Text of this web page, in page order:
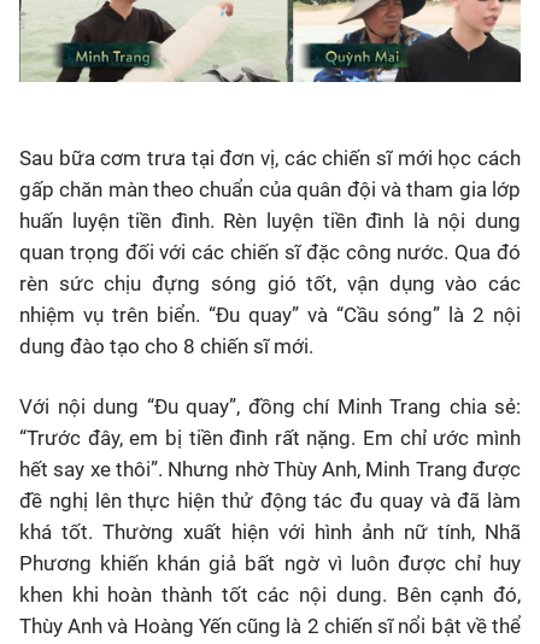
Sau bữa cơm trưa tại đơn vị, các chiến sĩ mới học cách
gấp chăn màn theo chuẩn của quân đội và tham gia lớp
huấn luyện tiền đình. Rèn luyện tiền đình là nội dung
quan trọng đối với các chiến sĩ đặc công nước. Qua đó
rèn sức chịu đựng sóng gió tốt, vận dụng vào các
nhiệm vụ trên biển. “Đu quay” và “Cầu sóng” là 2 nội
dung đào tạo cho 8 chiến sĩ mới.
Với nội dung “Đu quay”, đồng chí Minh Trang chia sẻ:
“Trước đây, em bị tiền đình rất nặng. Em chỉ ước mình
hết say xe thôi”. Nhưng nhờ Thùy Anh, Minh Trang được
đề nghị lên thực hiện thử động tác đu quay và đã làm
khá tốt. Thường xuất hiện với hình ảnh nữ tính, Nhã
Phương khiến khán giả bất ngờ vì luôn được chỉ huy
khen khi hoàn thành tốt các nội dung. Bên cạnh đó,
Thùy Anh và Hoàng Yến cũng là 2 chiến sĩ nổi bật về thể